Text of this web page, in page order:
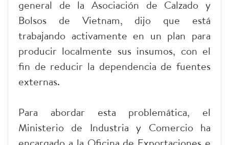
general de la Asociación de Calzado y
Bolsos de Vietnam, dijo que está
trabajando activamente en un plan para
producir localmente sus insumos, con el
fin de reducir la dependencia de fuentes
externas.
Para abordar esta problemática, el
Ministerio de Industria y Comercio ha